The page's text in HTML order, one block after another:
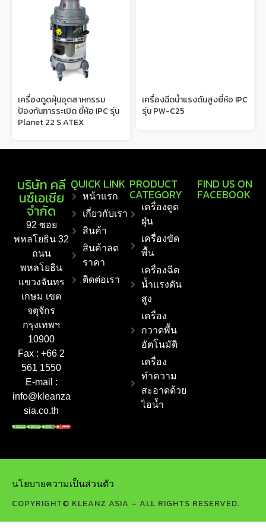
เครื่องดูดฝุ่นอุตสาหกรรม
ป้องกันการระเบิด ยี่ห้อ IPC รุ่น
Planet 22 S ATEX
เครื่องฉีดน้ำแรงดันสูงยี่ห้อ IPC
รุ่น PW-C25
บริษัท คลี
นซ์เอเชีย
จำกัด
92 ซอย
พหลโยธิน 32
ถนน
พหลโยธิน
แขวงจันทร
เกษม เขต
จตุจักร
กรุงเทพฯ
10900
Fax : +66 2
561 1550
E-mail :
info@kleanza
sia.co.th
QUICK LINK
หน้าแรก
เกี่ยวกับเรา
สินค้า
สินค้าลด
ราคา
ติดต่อเรา
PRODUCT
CATEGORY
เครื่องดูด
ฝุ่น
เครื่องขัด
พื้น
เครื่องฉีด
น้ำแรงดัน
สูง
เครื่อง
กวาดพื้น
อัตโนมัติ
เครื่อง
ทำความ
สะอาดด้วย
ไอน้ำ
FIND US ON
FACEBOOK
COPYRIGHT© KLEANZ ASIA – ALL RIGHTS RESERVED.
นโยบายความเป็นส่วนตัว